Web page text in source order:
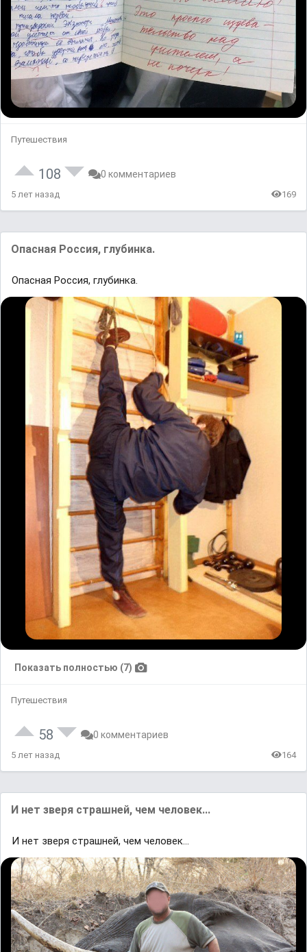
Путешествия
108 0 комментариев
5 лет назад 169
Опасная Россия, глубинка.
Опасная Россия, глубинка.
Показать полностью (7)
Путешествия
58 0 комментариев
5 лет назад 164
И нет зверя страшней, чем человек...
И нет зверя страшней, чем человек...